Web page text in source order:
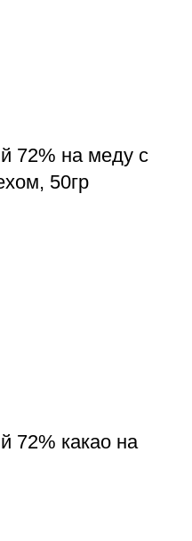
72% на меду с
50гр
72% какао на